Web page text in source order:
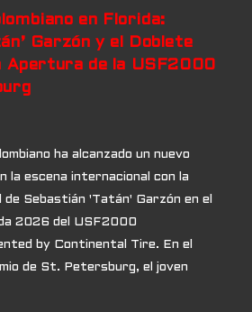
en Florida:
Garzón y el Doblete
Apertura de la USF2000
ha alcanzado un nuevo
la escena internacional con la
Sebastián 'Tatán' Garzón en el
2026 del USF2000
by Continental Tire. En el
de St. Petersburg, el joven